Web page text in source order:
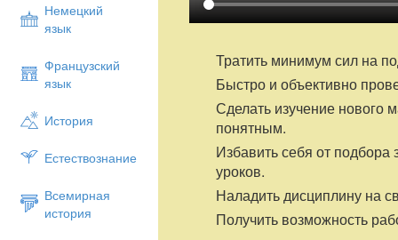
Немецкий
язык
Французский
язык
История
Естествознание
Всемирная
история
Тратить минимум сил на
Быстро и объективно
Сделать изучение нового
понятным.
Избавить себя от подбора
уроков.
Наладить дисциплину на
Получить возможность